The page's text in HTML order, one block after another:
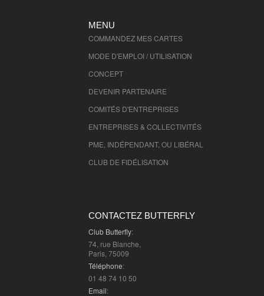
Val D'Oise
MENU
COMMANDEZ MES CARTES
MODE D'EMPLOI / UTILISATION
CONCEPT
DEVENIR PARTENAIRE
COMITÉS D'ENTREPRISES
ENTREPRISES & COLLECTIVITÉS
PME, INDÉPENDANT, OU LIBÉRAL
CLUB DE FIDÉLISATION
CONTACTEZ BUTTERFLY
Club Butterfly:
74, rue Blanche,
Paris, 75009
Téléphone:
01 48 74 10 50
Email: